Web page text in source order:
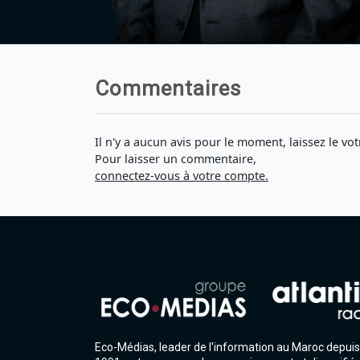
Commentaires
Il n'y a aucun avis pour le moment, laissez le
Pour laisser un commentaire,
connectez-vous à votre compte.
Eco-Médias, leader de l'information au Maroc depuis